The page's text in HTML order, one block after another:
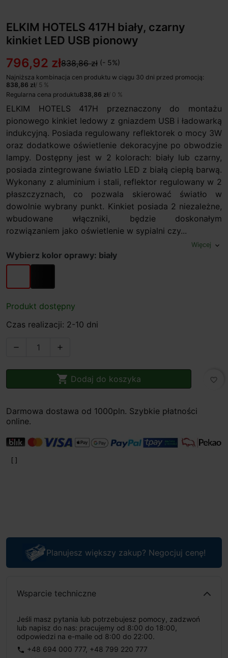
ELKIM HOTELS 417H biały, czarny
kinkiet LED USB pionowy
796,92 zł838,86 zł (- 5%)
Najniższa kombinacja cen produktu w ciągu 30 dni przed promocją:
838,86 zł/ 5 %
Regularna cena produktu838,86 zł/ 0 %
ELKIM HOTELS 417H przeznaczony do montażu
pionowego kinkiet ledowy z gniazdem USB i ładowarką
indukcyjną. Posiada regulowany reflektorek o mocy 3W
oraz dodatkowe oświetlenie dekoracyjne po obwodzie
lampy. Dostępny jest w 2 kolorach: biały lub czarny,
posiada zintegrowane światło LED z białą ciepłą barwą.
Wykonany z aluminium i stali, reflektor regulowany w 2
płaszczyznach, co pozwala skierować światło w
dowolnie wybrany punkt. Kinkiet posiada 2 niezależne,
wbudowane włączniki, będzie doskonałym
rozwiązaniem jako oświetlenie w sypialni czy...
Więcej expand_more
Wybierz kolor oprawy: biały
biały czarny
Produkt dostępny
Czas realizacji: 2-10 dni
 
 Dodaj do koszyka favorite_border
Darmowa dostawa od 1000pln. Szybkie płatności
online.
Planujesz większy zakup? Negocjuj cenę!
Wsparcie techniczne
Jeśli masz pytania lub potrzebujesz pomocy, zadzwoń
lub napisz do nas: pracujemy od 8:00 do 18:00,
odpowiedzi na e-maile od 8:00 do 22:00.
phone +48 694 000 777, +48 799 220 777